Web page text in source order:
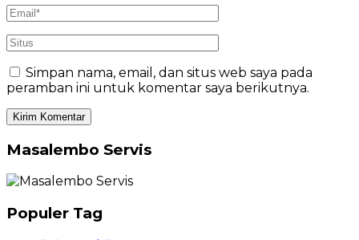
Simpan nama, email, dan situs web saya pada
peramban ini untuk komentar saya berikutnya.
Masalembo Servis
Populer Tag